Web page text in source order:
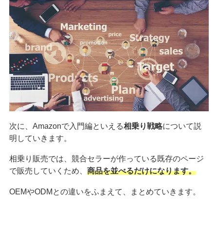
次に、Amazonで入門編といえる相乗り戦略について説
明していきます。
相乗り販売では、競合セラーが作っている既存のページ
で販売していくため、 商品を並べるだけになります。
OEMやODMとの違いをふまえて、まとめていきます。